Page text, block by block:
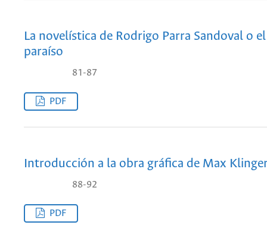
La novelística de Rodrigo Parra Sandoval o
paraíso
81-87
PDF
Introducción a la obra gráfica de Max
88-92
PDF